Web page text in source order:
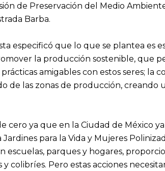
de Preservación del Medio
Barba.
especificó que lo que se plantea es
la producción sostenible, que
amigables con estos seres; la
de las zonas de producción,
cero ya que en la Ciudad de México
para la Vida y Mujeres
escuelas, parques y hogares,
colibríes. Pero estas acciones